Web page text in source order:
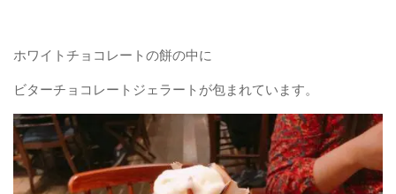
ホワイトチョコレートの餅の中に
ビターチョコレートジェラートが包まれています。